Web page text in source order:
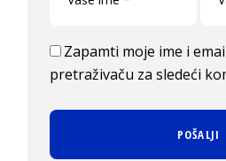
Zapamti moje ime i
pretraživaču za sledeći